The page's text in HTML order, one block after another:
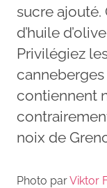
sucre ajouté.
d’huile
Privilégiez
canneberges
contiennent
noix de
Photo parViktor